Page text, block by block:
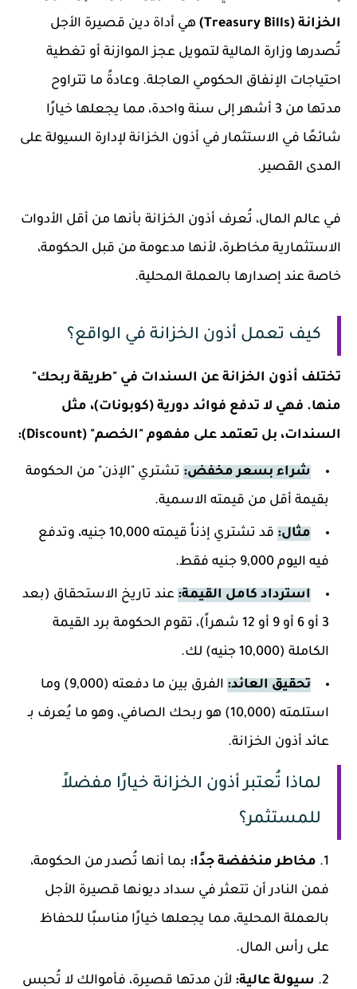
الخزانة (Treasury Bills)
هي أداة دين قصيرة الأجل
تُصدرها وزارة المالية لتمويل عجز الموازنة أو تغطية
احتياجات الإنفاق الحكومي العاجلة. وعادةً ما تتراوح
مدتها من 3 أشهر إلى سنة واحدة، مما يجعلها خيارًا
شائعًا في الاستثمار في أذون الخزانة لإدارة السيولة على
المدى القصير.
في عالم المال، تُعرف أذون الخزانة بأنها من أقل الأدوات
الاستثمارية مخاطرة، لأنها مدعومة من قبل الحكومة،
خاصة عند إصدارها بالعملة المحلية.
كيف تعمل أذون الخزانة في الواقع؟
تختلف أذون الخزانة عن السندات في "طريقة ربحك"
منها. فهي لا تدفع فوائد دورية (كوبونات)، مثل
السندات، بل تعتمد على مفهوم "الخصم" (Discount):
شراء بسعر مخفض: تشتري "الإذن" من الحكومة
بقيمة أقل من قيمته الاسمية.
مثال:
قد تشتري إذناً قيمته 10,000 جنيه، وتدفع
فيه اليوم 9,000 جنيه فقط.
استرداد كامل القيمة: عند تاريخ الاستحقاق (بعد
3 أو 6 أو 9 أو 12 شهراً)، تقوم الحكومة برد القيمة
الكاملة (10,000 جنيه) لك.
تحقيق العائد:
الفرق بين ما دفعته (9,000) وما
استلمته (10,000) هو ربحك الصافي، وهو ما يُعرف بـ
عائد أذون الخزانة.
لماذا تُعتبر أذون الخزانة خيارًا مفضلاً
للمستثمر؟
مخاطر منخفضة جدًا: بما أنها تُصدر من الحكومة،
فمن النادر أن تتعثر في سداد ديونها قصيرة الأجل
بالعملة المحلية، مما يجعلها خيارًا مناسبًا للحفاظ
على رأس المال.
سيولة عالية: لأن مدتها قصيرة، فأموالك لا تُحبس